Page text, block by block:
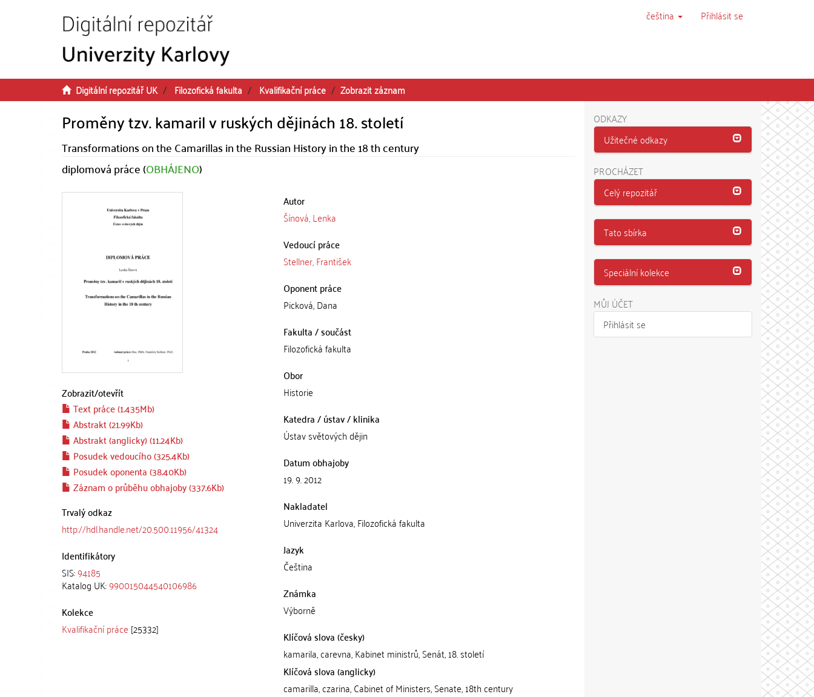
čeština Přihlásit se
Digitální repozitář UK Filozofická fakulta Kvalifikační práce Zobrazit záznam
Proměny tzv. kamaril v ruských dějinách 18. století
Transformations on the Camarillas in the Russian History in the 18 th century
diplomová práce (OBHÁJENO)
Zobrazit/otevřít
Text práce (1.435Mb)
Abstrakt (21.99Kb)
Abstrakt (anglicky) (11.24Kb)
Posudek vedoucího (325.4Kb)
Posudek oponenta (38.40Kb)
Záznam o průběhu obhajoby (337.6Kb)
Trvalý odkaz
http://hdl.handle.net/20.500.11956/41324
Identifikátory
SIS:94185
Katalog UK:990015044540106986
Kolekce
Kvalifikační práce [25332]
Autor
Šínová, Lenka
Vedoucí práce
Stellner, František
Oponent práce
Picková, Dana
Fakulta / součást
Filozofická fakulta
Obor
Historie
Katedra / ústav / klinika
Ústav světových dějin
Datum obhajoby
19. 9. 2012
Nakladatel
Univerzita Karlova, Filozofická fakulta
Jazyk
Čeština
Známka
Výborně
Klíčová slova (česky)
kamarila, carevna, Kabinet ministrů, Senát, 18. století
Klíčová slova (anglicky)
camarilla, czarina, Cabinet of Ministers, Senate, 18th century
ODKAZY
Užitečné odkazy
PROCHÁZET
Celý repozitář
Tato sbírka
Speciální kolekce
MŮJ ÚČET
Přihlásit se